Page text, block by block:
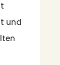
und